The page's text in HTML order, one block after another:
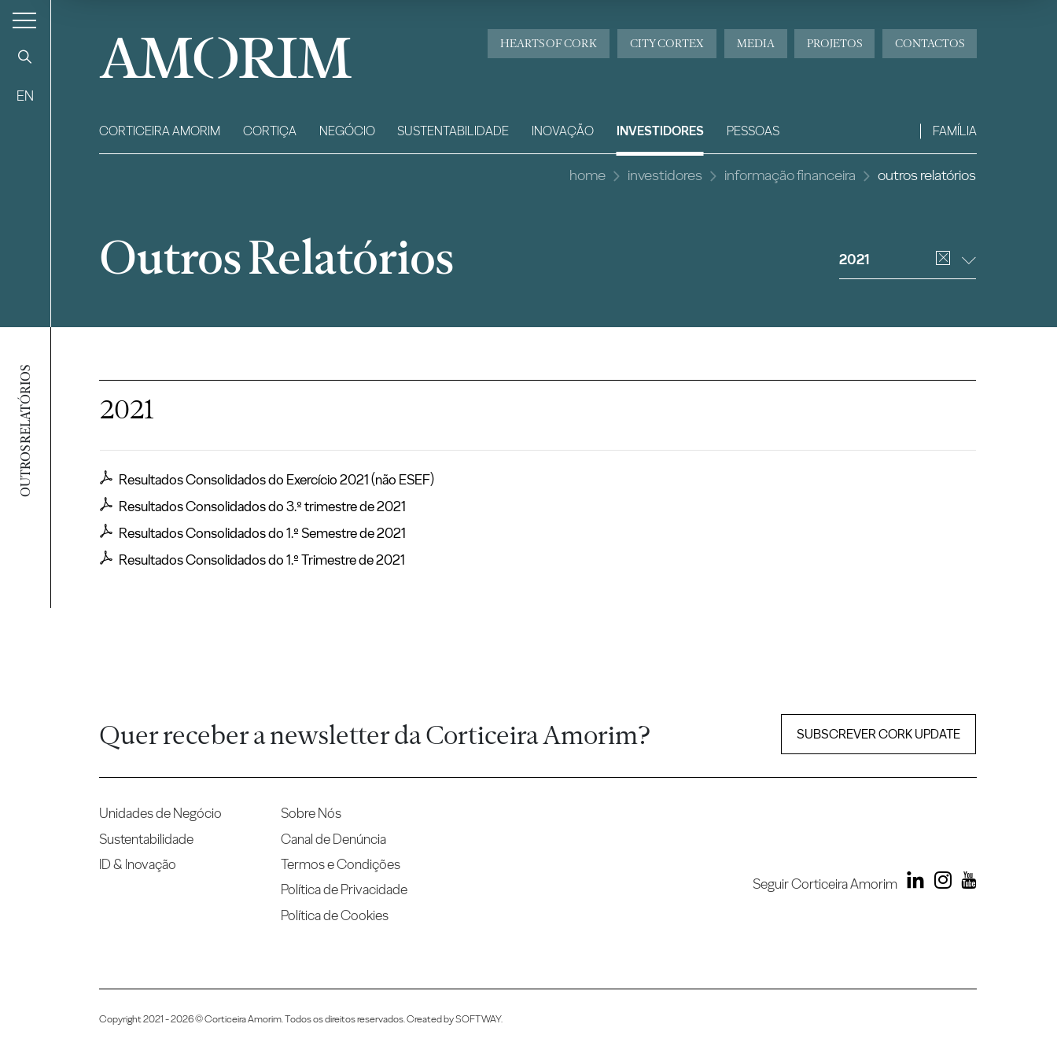
OUTROS RELATÓRIOS
EN
AMORIM CONTACTOS
PROJETOS
MEDIA
CITY CORTEX
HEARTS OF CORK
CORTICEIRA AMORIM CORTIÇA NEGÓCIO SUSTENTABILIDADE INOVAÇÃO INVESTIDORES PESSOAS FAMÍLIA
home investidores informação financeira outros relatórios
Outros Relatórios 2021
2021
Resultados Consolidados do Exercício 2021 (não ESEF)
Resultados Consolidados do 3.º trimestre de 2021
Resultados Consolidados do 1.º Semestre de 2021
Resultados Consolidados do 1.º Trimestre de 2021
Quer receber a newsletter da Corticeira Amorim? SUBSCREVER CORK UPDATE
Unidades de Negócio
Sustentabilidade
ID & Inovação
Sobre Nós
Canal de Denúncia
Termos e Condições
Política de Privacidade
Política de Cookies
Seguir Corticeira Amorim
Copyright 2021 - 2026 © Corticeira Amorim. Todos os direitos reservados. Created bySOFTWAY.